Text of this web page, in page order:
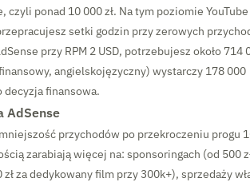
czyli ponad 10 000 zł. Na tym poziomie
setki godzin przy zerowych
przy RPM 2 USD, potrzebujesz około 714
angielskojęzyczny) wystarczy 178 000
finansowa.
AdSense
przychodów po przekroczeniu progu
zarabiają więcej na: sponsoringach (od 500
za dedykowany film przy 300k+), sprzedaży